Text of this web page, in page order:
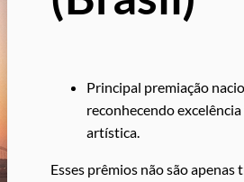
Principal premiação
reconhecendo
artística.
Esses prêmios não são apenas